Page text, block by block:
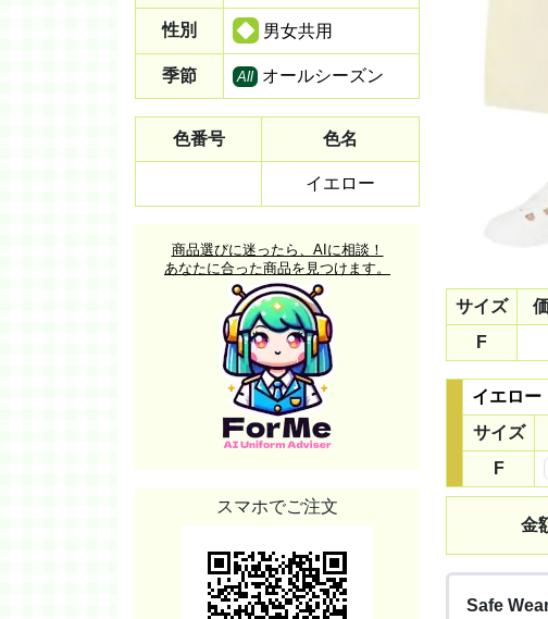
性別 男女共用
季節 All オールシーズン
色番号 色名
イエロー
商品選びに迷ったら、AIに相談！
あなたに合った商品を見つけます。
スマホでご注文
サイズ
F
イエロー
サイズ
F
金
Safe